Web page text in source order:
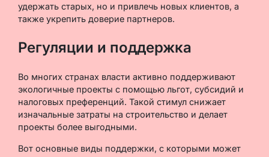
удержать старых, но и привлечь новых клиентов, а
также укрепить доверие партнеров.
Регуляции и поддержка
Во многих странах власти активно поддерживают
экологичные проекты с помощью льгот, субсидий и
налоговых преференций. Такой стимул снижает
изначальные затраты на строительство и делает
проекты более выгодными.
Вот основные виды поддержки, с которыми может